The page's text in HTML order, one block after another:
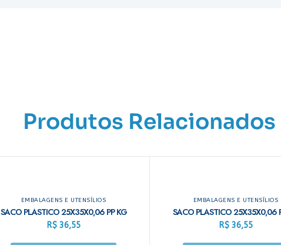
Produtos Relacionados
EMBALAGENS E UTENSÍLIOS
SACO PLASTICO 25X35X0,06 PP KG
R$36,55
EMBALAGENS E UTENSÍLIOS
SACO PLASTICO 25X35X0,06
R$36,55